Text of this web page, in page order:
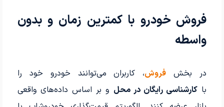
فروش خودرو با کمترین زمان و بدون
واسطه
در بخش فروش، کاربران می‌توانند خودرو خود را
با کارشناسی رایگان در محل و بر اساس داده‌های واقعی